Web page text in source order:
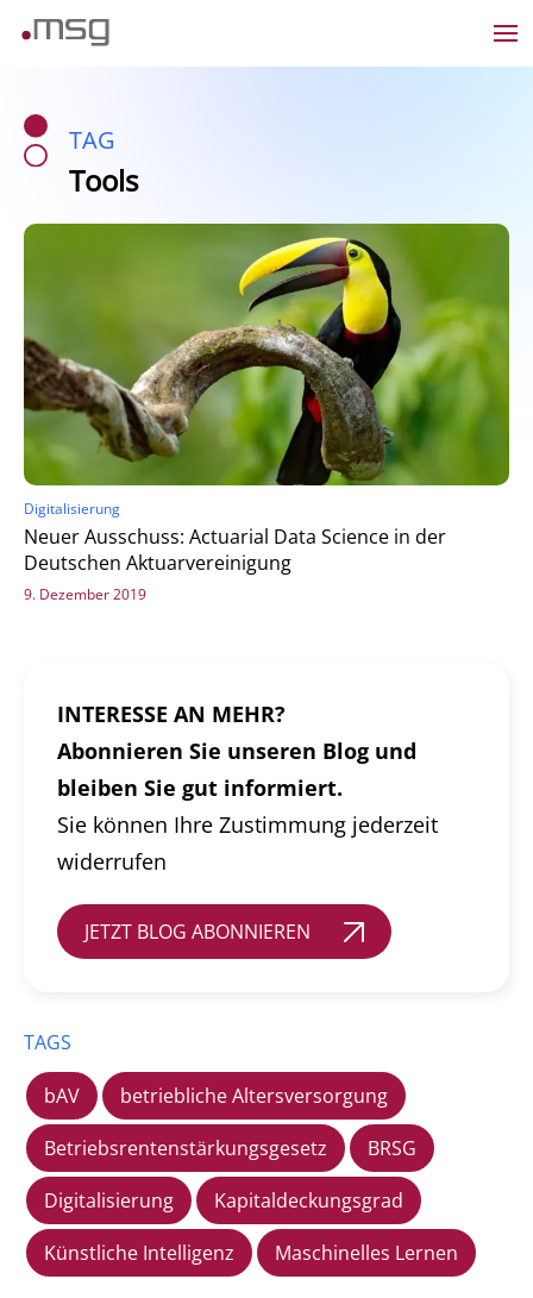
TAG
Tools
Digitalisierung
Neuer Ausschuss: Actuarial Data Science in der
Deutschen Aktuarvereinigung
9. Dezember 2019
INTERESSE AN MEHR?
Abonnieren Sie unseren Blog und
bleiben Sie gut informiert.
Sie können Ihre Zustimmung jederzeit
widerrufen
JETZT BLOG ABONNIEREN
TAGS
bAV
betriebliche Altersversorgung
Betriebsrentenstärkungsgesetz
BRSG
Digitalisierung
Kapitaldeckungsgrad
Künstliche Intelligenz
Maschinelles Lernen